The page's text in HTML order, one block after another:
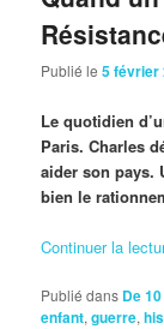
Publié le5 février
Le quotidien
Paris. Charles
aider son pays.
bien le
Continuer la
Publié dans De
enfant,guerre,